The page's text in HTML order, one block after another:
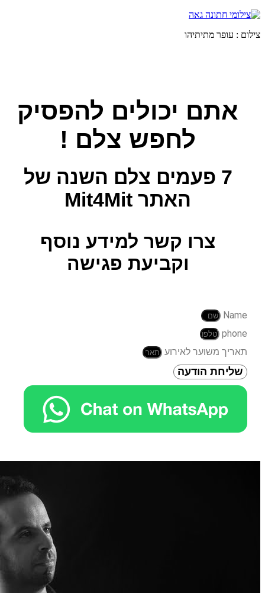
צילום : עופר מתיתיהו
אתם יכולים להפסיק
לחפש צלם !
7 פעמים צלם השנה
של
האתר Mit4Mit
צרו קשר למידע נוסף
וקביעת פגישה
Name
phone
תאריך משוער לאירוע
שליחת הודעה